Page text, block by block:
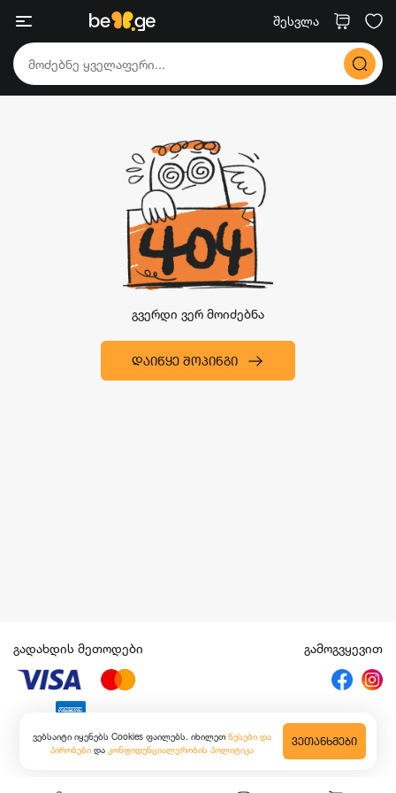
შესვლა
გვერდი ვერ მოიძებნა
ᲓᲐᲘᲬᲧᲔ ᲨᲝᲞᲘᲜᲒᲘ
ვებსაიტი იყენებს Cookies ფაილებს. იხილეთ წესები და
პირობები და კონფიდენციალურობის პოლიტიკა
ᲕᲔᲗᲐᲜᲮᲛᲔᲑᲘ
გადახდის მეთოდები გამოგვყევით